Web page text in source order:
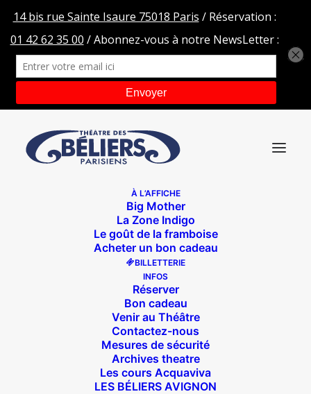
À L’AFFICHE
Big Mother
La Zone Indigo
Le goût de la framboise
Acheter un bon cadeau
BILLETTERIE
INFOS
Réserver
Bon cadeau
Venir au Théâtre
Contactez-nous
Mesures de sécurité
Archives theatre
Les cours Acquaviva
LES BÉLIERS AVIGNON
jerryking
Accueil Archives prod jerryking